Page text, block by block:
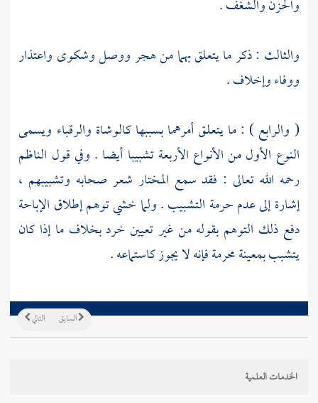
والحزن والشغف .
والثالث : ذكر ما يتعلق بهما من هجر ووصل وشكوى واعتذار
ووفاء وإخلاف .
( والرابع ) : ما يتعلق أمرهما بسببها كالوشاة والرقباء ويسمى
النوع الأول من الأنواع الأربعة تشبيبا أيضا . وفي قول الناظم
رحمه الله تعالى : فقد سمع المختار شعر صحابه وتشبيبهم ،
إشارة إلى عدم حرمة التشبيب . ولما خشي توهم إطلاق الإباحة
دفع ذلك التوهم بقوله من غير تعيين خرد بخلاف ما إذا كان
يتشبب بمعينة محرمة فإنه لا يجوز كاستماعه .
التالي السابق
الخدمات العلمية